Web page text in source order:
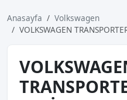
Anasayfa
Volkswagen
VOLKSWAGEN